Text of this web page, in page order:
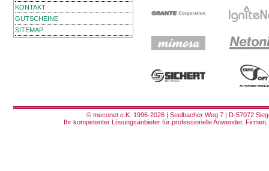
KONTAKT
GUTSCHEINE
SITEMAP
© meconet e.K. 1996-2026 | Seelbacher Weg 7 | D-57072
Ihr kompetenter Lösungsanbieter für professionelle Anwender,